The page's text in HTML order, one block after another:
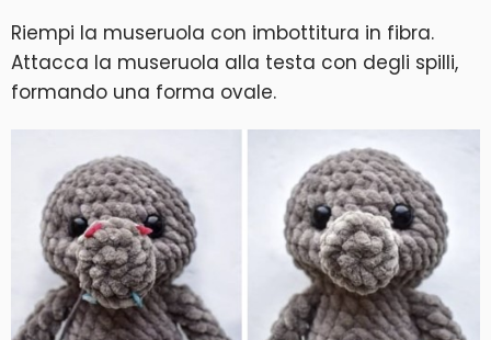
Riempi la museruola con imbottitura in fibra.
Attacca la museruola alla testa con degli spilli,
formando una forma ovale.